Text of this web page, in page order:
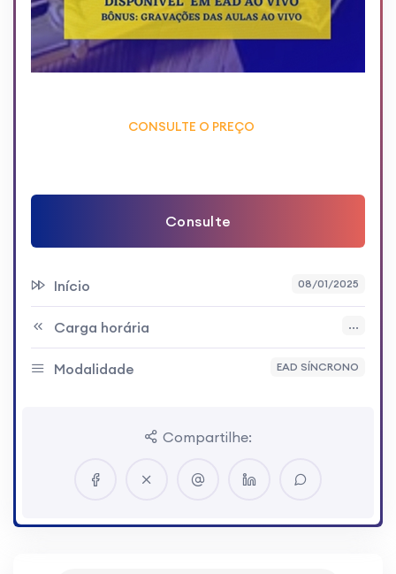
CONSULTE O PREÇO
Consulte
Início 08/01/2025
Carga horária ...
Modalidade EAD SÍNCRONO
Compartilhe: